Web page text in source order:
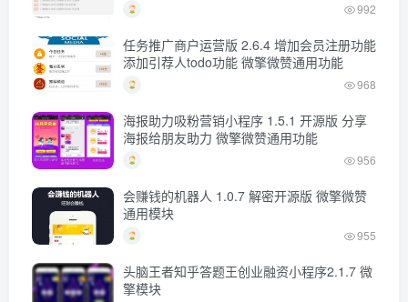
992
任务推广商户运营版 2.6.4 增加会员注册功能
添加引荐人todo功能 微擎微赞通用功能
968
海报助力吸粉营销小程序 1.5.1 开源版 分享
海报给朋友助力 微擎微赞通用功能
956
会赚钱的机器人 1.0.7 解密开源版 微擎微赞
通用模块
955
头脑王者知乎答题王创业融资小程序2.1.7 微
擎模块